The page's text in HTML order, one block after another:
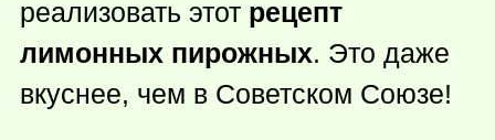
реализовать этот рецепт
лимонных пирожных. Это даже
вкуснее, чем в Советском Союзе!